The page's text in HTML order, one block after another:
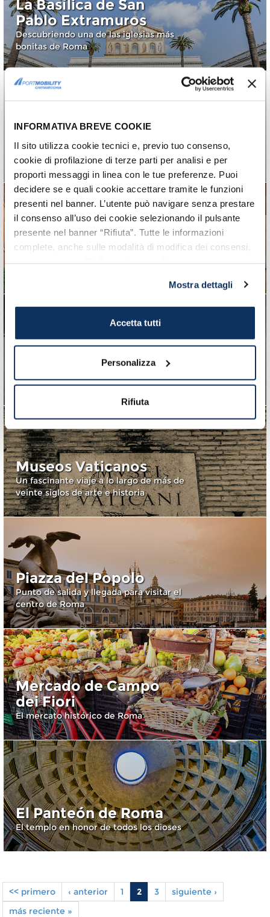
INFORMATIVA BREVE COOKIE
Il sito utilizza cookie tecnici e, previo tuo consenso,
cookie di profilazione di terze parti per analisi e per
proporti messaggi in linea con le tue preferenze. Puoi
decidere se e quali cookie accettare tramite le funzioni
presenti nel banner. L’utente può navigare senza prestare
il consenso all’uso dei cookie selezionando il pulsante
presente nel banner “Rifiuta”. Tutte le informazioni
complete, anche sulle modalità di modifica dei consensi,
Mostra dettagli
Accetta tutti
Personalizza
Rifiuta
La Basílica de San
Pablo Extramuros
Descubriendo una de las iglesias más
bonitas de Roma
bonitas de Roma
Nuestra top 10 sobre las plazas de
Roma
Trastevere: cómo
llegar y qué ver
7 Cosas Que Ver en los
Museos Vaticanos
7 motivos para visitar uno de los
museos más importantes del mundo
Museos Vaticanos
Un fascinante viaje a lo largo de más de
veinte siglos de arte e historia
Piazza del Popolo
Punto de salida y llegada para visitar el
centro de Roma
Mercado de Campo
dei Fiori
El mercato histórico de Roma
El Panteón de Roma
El templo en honor de todos los dioses
Pages
<< primero ‹ anterior 1 2 3
siguiente ›
más reciente »